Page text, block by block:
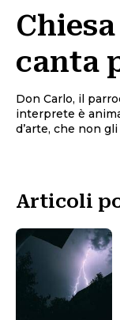
canta
Don Carlo, il parroco
interprete è
d’arte, che non
Articoli